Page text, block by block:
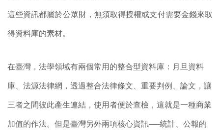
這些資訊都屬於公眾財，無須取得授權或支付需要金錢來取
得資料庫的素材。
在臺灣，法學領域有兩個常用的整合型資料庫：月旦資料
庫、法源法律網，透過整合法律條文、重要判例、論文，讓
三者之間彼此產生連結，使用者便於查檢，這就是一種商業
加值的作法。但是臺灣另外兩項核心資訊──統計、公報的